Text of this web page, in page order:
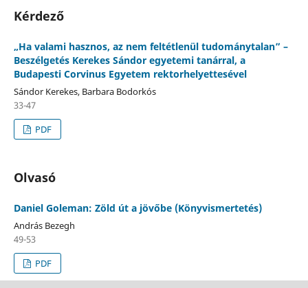
Kérdező
„Ha valami hasznos, az nem feltétlenül tudománytalan” –
Beszélgetés Kerekes Sándor egyetemi tanárral, a
Budapesti Corvinus Egyetem rektorhelyettesével
Sándor Kerekes, Barbara Bodorkós
33-47
PDF
Olvasó
Daniel Goleman: Zöld út a jövőbe (Könyvismertetés)
András Bezegh
49-53
PDF